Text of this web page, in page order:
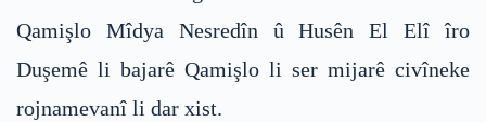
Qamişlo Mîdya Nesredîn û Husên El Elî îro
Duşemê li bajarê Qamişlo li ser mijarê civîneke
rojnamevanî li dar xist.